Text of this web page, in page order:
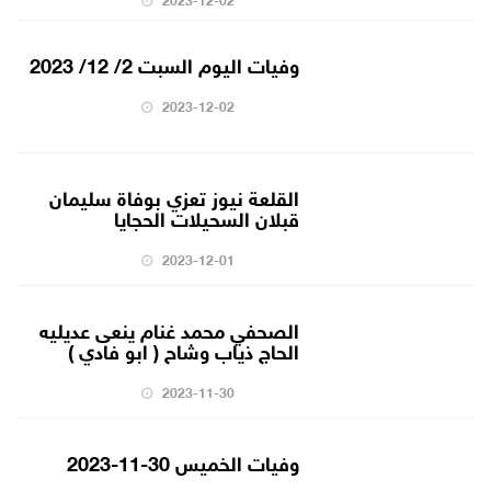
وفيات اليوم السبت 2/ 12/ 2023
2023-12-02
القلعة نيوز تعزي بوفاة سليمان
قبلان السحيلات الحجايا
2023-12-01
الصحفي محمد غنام ينعى عديليه
الحاج ذياب وشاح ( ابو فادي )
2023-11-30
وفيات الخميس 30-11-2023